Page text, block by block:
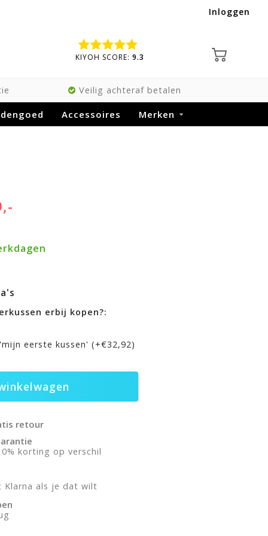
Inloggen
KIYOH SCORE:9.3
Veilig achteraf betalen
Accessoires Merken
erbij kopen?:
eerste kussen' (+€32,92)
retour
korting op verschil
Klarna als je dat wilt